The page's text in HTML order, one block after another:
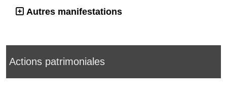
Autres manifestations
Actions patrimoniales